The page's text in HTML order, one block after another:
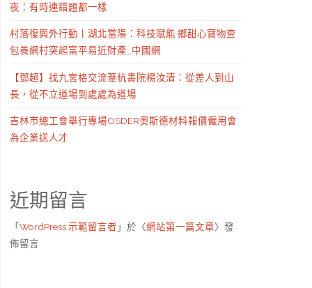
夜：有時連錯題都一樣
村落復興外行動丨湖北當陽：科技賦能 鄉甜心寶物查
包養網村突起富平易近財產_中國網
【鄧超】找九宮格交流葦杭書院楊汝清：從差人到山
長，從不立道場到處處為道場
吉林市總工會舉行專場OSDER奧斯德材料報價僱用會
為企業送人才
近期留言
「WordPress 示範留言者 」於〈網站第一篇文章〉發
佈留言